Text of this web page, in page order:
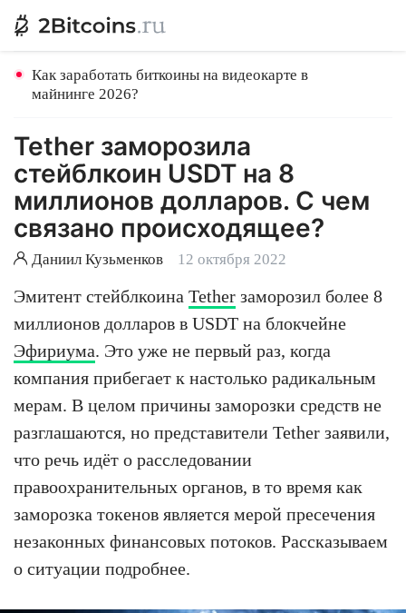
Как заработать биткоины на видеокарте в
майнинге 2026?
Tether заморозила
стейблкоин USDT на 8
миллионов долларов. С чем
связано происходящее?
Даниил Кузьменков 12 октября 2022
Эмитент стейблкоина Tether заморозил более 8
миллионов долларов в USDT на блокчейне
Эфириума. Это уже не первый раз, когда
компания прибегает к настолько радикальным
мерам. В целом причины заморозки средств не
разглашаются, но представители Tether заявили,
что речь идёт о расследовании
правоохранительных органов, в то время как
заморозка токенов является мерой пресечения
незаконных финансовых потоков. Рассказываем
о ситуации подробнее.